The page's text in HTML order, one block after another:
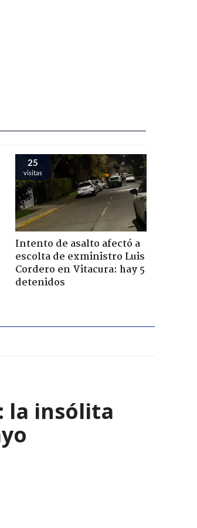
25
visitas
Intento de asalto afectó a
escolta de exministro Luis
Cordero en Vitacura: hay 5
detenidos
la insólita